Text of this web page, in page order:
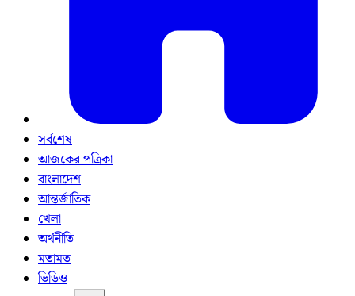
সর্বশেষ
আজকের পত্রিকা
বাংলাদেশ
আন্তর্জাতিক
খেলা
অর্থনীতি
মতামত
ভিডিও